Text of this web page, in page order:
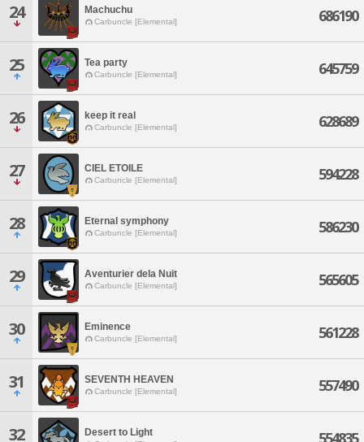
24 Machuchu
Carbuncle [Elemental] 686190
25 Tea party
Carbuncle [Elemental] 645759
26 keep it real
Carbuncle [Elemental] 628689
27 CIEL ETOILE
Carbuncle [Elemental] 594228
28 Eternal symphony
Carbuncle [Elemental] 586230
29 Aventurier dela Nuit
Carbuncle [Elemental] 565605
30 Eminence
Carbuncle [Elemental] 561228
31 SEVENTH HEAVEN
Carbuncle [Elemental] 557490
32 Desert to Light 554835